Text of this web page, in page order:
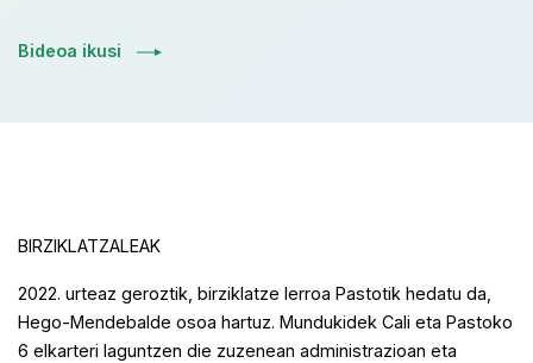
Bideoa ikusi
BIRZIKLATZALEAK
2022. urteaz geroztik, birziklatze lerroa Pastotik hedatu da,
Hego-Mendebalde osoa hartuz. Mundukidek Cali eta Pastoko
6 elkarteri laguntzen die zuzenean administrazioan eta